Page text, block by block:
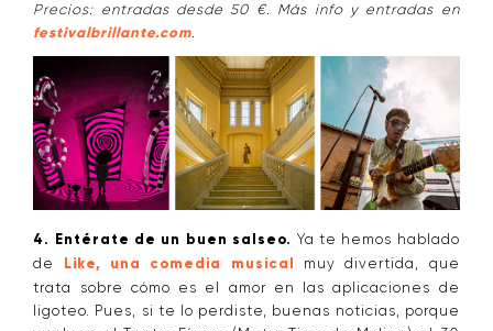
Precios: entradas desde 50 €. Más info y entradas en
festivalbrillante.com.
4. Entérate de un buen salseo. Ya te hemos hablado
de
Like, una comedia musical
muy divertida, que
trata sobre cómo es el amor en las aplicaciones de
ligoteo. Pues, si te lo perdiste, buenas noticias, porque